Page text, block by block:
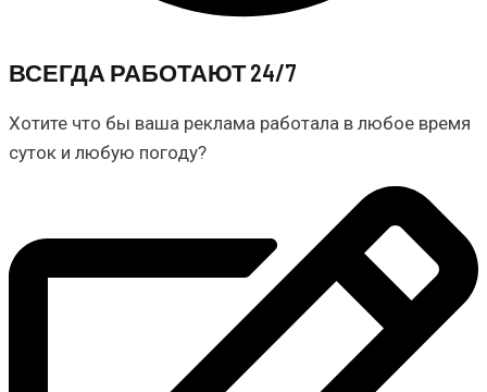
ВСЕГДА РАБОТАЮТ 24/7
Хотите что бы ваша реклама работала в любое время
суток и любую погоду?